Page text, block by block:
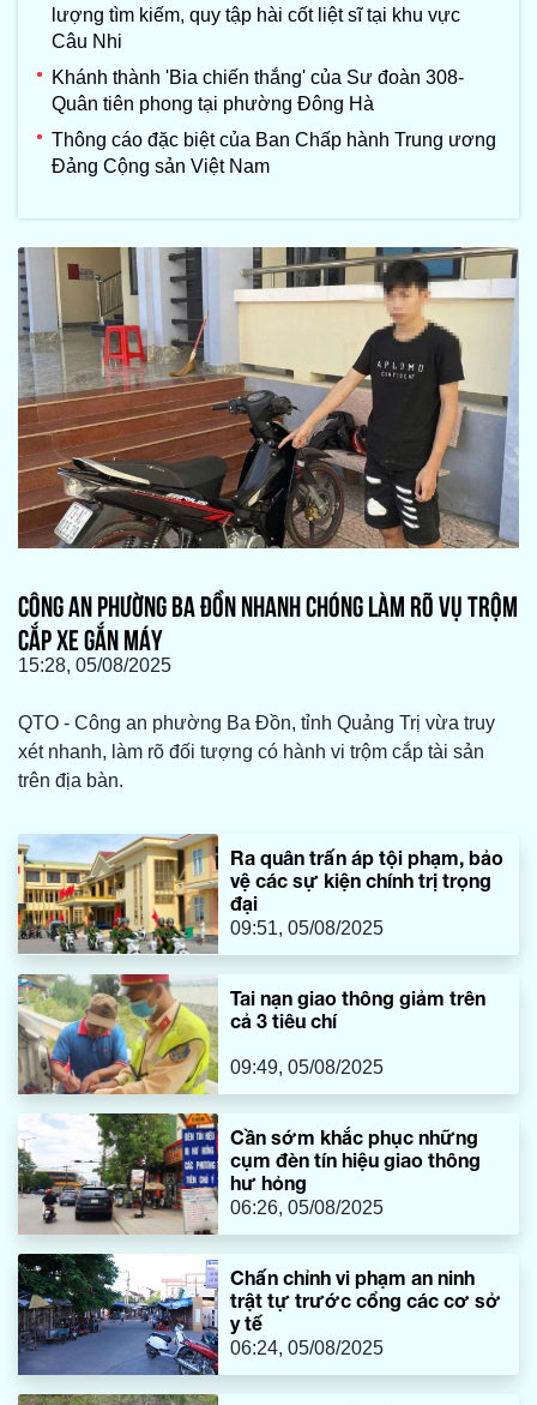
lượng tìm kiếm, quy tập hài cốt liệt sĩ tại khu vực
Câu Nhi
Khánh thành 'Bia chiến thắng' của Sư đoàn 308-
Quân tiên phong tại phường Đông Hà
Thông cáo đặc biệt của Ban Chấp hành Trung ương
Đảng Cộng sản Việt Nam
CÔNG AN PHƯỜNG BA ĐỒN NHANH CHÓNG LÀM RÕ VỤ TRỘM
CẮP XE GẮN MÁY
15:28, 05/08/2025
QTO - Công an phường Ba Đồn, tỉnh Quảng Trị vừa truy
xét nhanh, làm rõ đối tượng có hành vi trộm cắp tài sản
trên địa bàn.
Ra quân trấn áp tội phạm, bảo
vệ các sự kiện chính trị trọng
đại
09:51, 05/08/2025
Tai nạn giao thông giảm trên
cả 3 tiêu chí
09:49, 05/08/2025
Cần sớm khắc phục những
cụm đèn tín hiệu giao thông
hư hỏng
06:26, 05/08/2025
Chấn chỉnh vi phạm an ninh
trật tự trước cổng các cơ sở
y tế
06:24, 05/08/2025